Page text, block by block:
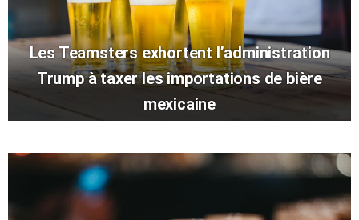
Les Teamsters exhortent l’administration
Trump à taxer les importations de bière
mexicaine